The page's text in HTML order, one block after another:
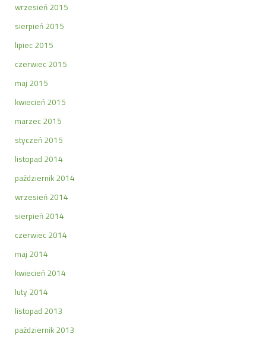
wrzesień 2015
sierpień 2015
lipiec 2015
czerwiec 2015
maj 2015
kwiecień 2015
marzec 2015
styczeń 2015
listopad 2014
październik 2014
wrzesień 2014
sierpień 2014
czerwiec 2014
maj 2014
kwiecień 2014
luty 2014
listopad 2013
październik 2013